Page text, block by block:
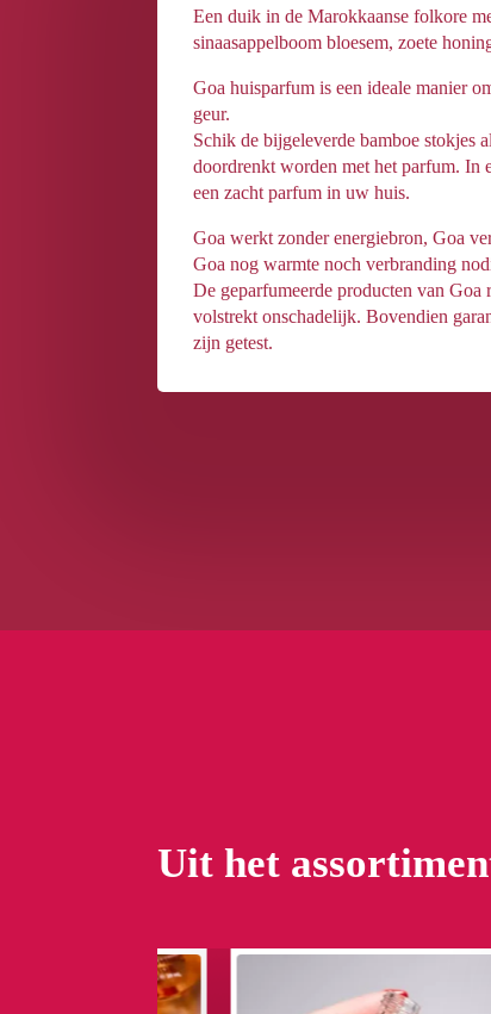
Een duik in de Marokkaanse folkore
sinaasappelboom bloesem, zoete
Goa huisparfum is een ideale manier
geur.
Schik de bijgeleverde bamboe stokjes
doordrenkt worden met het parfum. In
een zacht parfum in uw huis.
Goa werkt zonder energiebron, Goa
Goa nog warmte noch verbranding
De geparfumeerde producten van
volstrekt onschadelijk. Bovendien
zijn getest.
Uit het